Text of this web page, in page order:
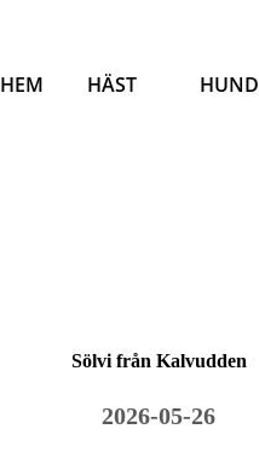
HEM HÄST HUND
Sölvi från Kalvudden
2026-05-26